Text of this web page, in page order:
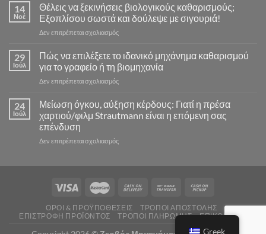
επαγγελματίες
καθαρισμού
εμπιστεύονται
προϊόντα
Zeotec:
Ισχυρά,
ασφαλή
βιοδιασπώμενα
για
14
Νοέ
Θέλεις να ξεκινήσεις βιολογικούς καθαρισμούς;
Εξοπλίσου σωστά και δούλεψε με σιγουριά!
Δεν επιτρέπεται σχολιασμόςστο
ξεκινήσεις
βιολογικούς
καθαρισμούς;
σωστά
και
σιγουριά!
29
Ιούλ
Πώς να επιλέξετε το ιδανικό μηχάνημα καθαρισμού
για το γραφείο ή τη βιομηχανία
Δεν επιτρέπεται σχολιασμόςστο
επιλέξετε
το
μηχάνημα
βιομηχανία
24
Ιούλ
Μείωση όγκου, αύξηση κέρδους: Γιατί η πρέσα
χαρτιού/φιλμ Strautmann είναι η επόμενη σας
επένδυση
Δεν επιτρέπεται σχολιασμόςστο
Γιατί
πρέσα
χαρτιού/
φιλμ
ΌΡΟΙ & ΠΡΟΫΠΟΘΈΣΕΙΣ
ΤΡΌΠΟΙ ΑΠΟΣΤΟΛΉΣ
ΕΠΙΣΤΡΟΦΉ ΠΡΟΪΌΝΤΟΣ
ΤΡΌΠΟΙ ΠΛΗΡΩΜΉΣ ΕΠΙΚΟΙΝΩΝΊΑ
Greek